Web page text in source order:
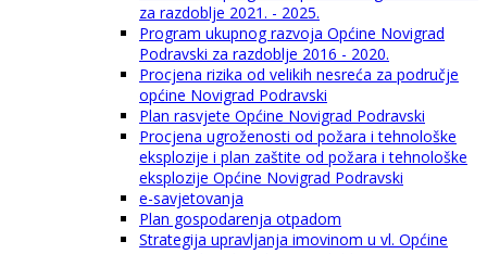
za razdoblje 2021. - 2025.
Program ukupnog razvoja Općine Novigrad
Podravski za razdoblje 2016 - 2020.
Procjena rizika od velikih nesreća za područje
općine Novigrad Podravski
Plan rasvjete Općine Novigrad Podravski
Procjena ugroženosti od požara i tehnološke
eksplozije i plan zaštite od požara i tehnološke
eksplozije Općine Novigrad Podravski
e-savjetovanja
Plan gospodarenja otpadom
Strategija upravljanja imovinom u vl. Općine